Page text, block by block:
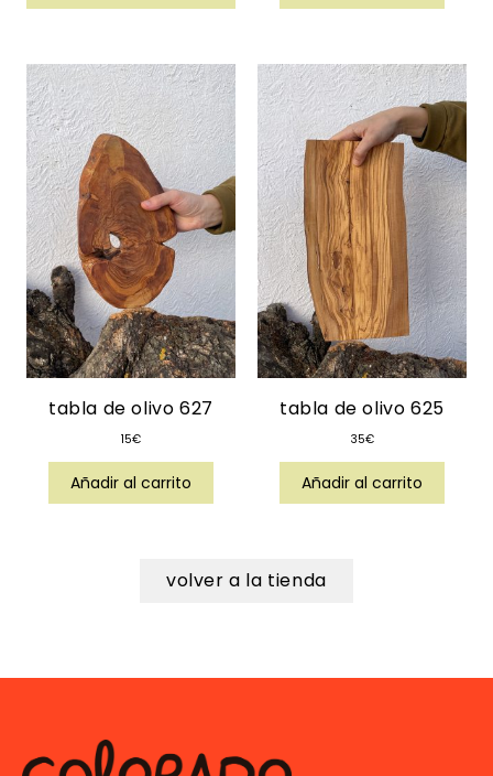
tabla de olivo 627
15€
Añadir al carrito
tabla de olivo 625
35€
Añadir al carrito
volver a la tienda